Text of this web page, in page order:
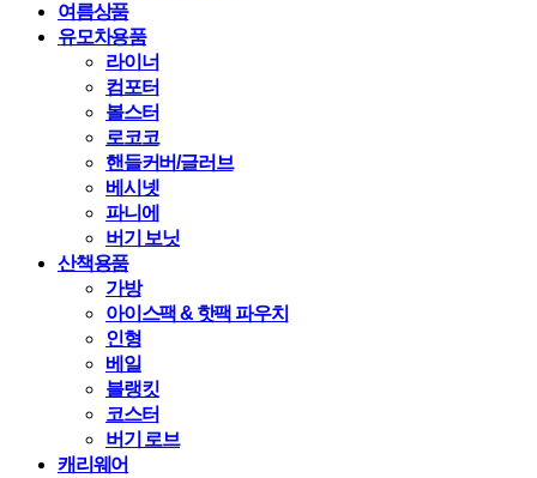
여름상품
유모차용품
라이너
컴포터
볼스터
로코코
핸들커버/글러브
베시넷
파니에
버기 보닛
산책용품
가방
아이스팩 & 핫팩 파우치
인형
베일
블랭킷
코스터
버기 로브
캐리웨어